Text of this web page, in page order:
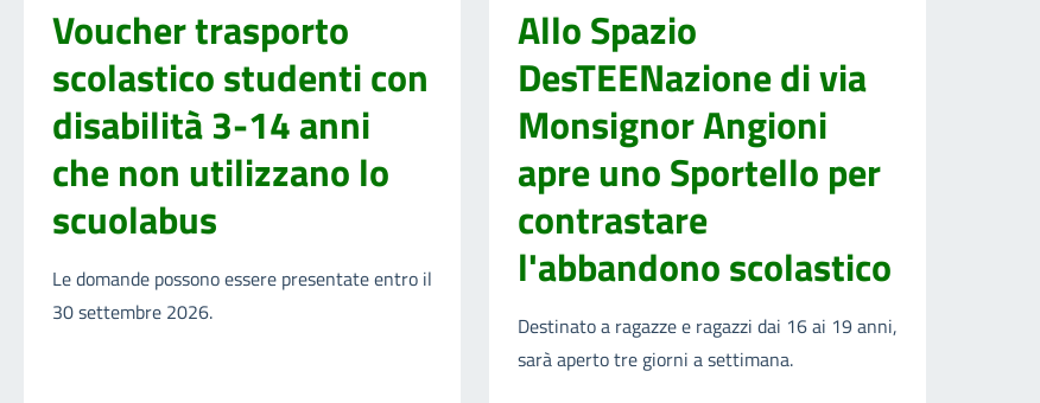
Voucher trasporto
scolastico studenti con
disabilità 3-14 anni
che non utilizzano lo
scuolabus
Le domande possono essere presentate entro il
30 settembre 2026.
Allo Spazio
DesTEENazione di via
Monsignor Angioni
apre uno Sportello per
contrastare
l'abbandono scolastico
Destinato a ragazze e ragazzi dai 16 ai 19 anni,
sarà aperto tre giorni a settimana.